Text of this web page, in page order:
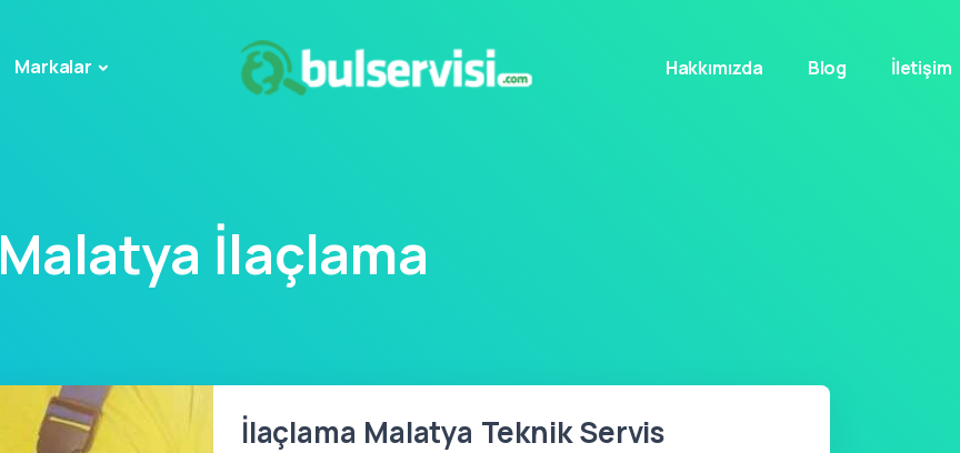
Markalar Hakkımızda Blog İletişim
Malatya İlaçlama
İlaçlama Malatya Teknik Servis